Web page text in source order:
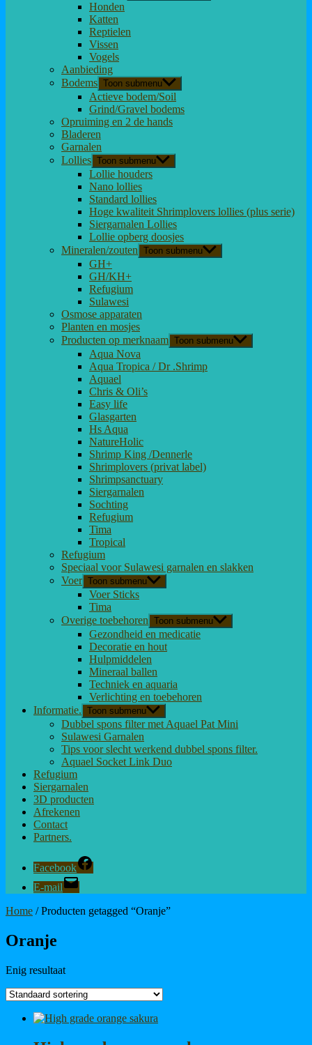
Honden
Katten
Reptielen
Vissen
Vogels
Aanbieding
Bodems Toon submenu
Actieve bodem/Soil
Grind/Gravel bodems
Opruiming en 2 de hands
Bladeren
Garnalen
Lollies Toon submenu
Lollie houders
Nano lollies
Standard lollies
Hoge kwaliteit Shrimplovers lollies (plus serie)
Siergarnalen Lollies
Lollie opberg doosjes
Mineralen/zouten Toon submenu
GH+
GH/KH+
Refugium
Sulawesi
Osmose apparaten
Planten en mosjes
Producten op merknaam Toon submenu
Aqua Nova
Aqua Tropica / Dr .Shrimp
Aquael
Chris & Oli’s
Easy life
Glasgarten
Hs Aqua
NatureHolic
Shrimp King /Dennerle
Shrimplovers (privat label)
Shrimpsanctuary
Siergarnalen
Sochting
Refugium
Tima
Tropical
Refugium
Speciaal voor Sulawesi garnalen en slakken
Voer Toon submenu
Voer Sticks
Tima
Overige toebehoren Toon submenu
Gezondheid en medicatie
Decoratie en hout
Hulpmiddelen
Mineraal ballen
Techniek en aquaria
Verlichting en toebehoren
Informatie. Toon submenu
Dubbel spons filter met Aquael Pat Mini
Sulawesi Garnalen
Tips voor slecht werkend dubbel spons filter.
Aquael Socket Link Duo
Refugium
Siergarnalen
3D producten
Afrekenen
Contact
Partners.
Facebook
E-mail
Home / Producten getagged “Oranje”
Oranje
Enig resultaat